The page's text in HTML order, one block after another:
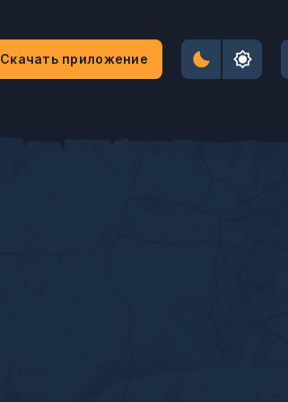
Скачать приложение